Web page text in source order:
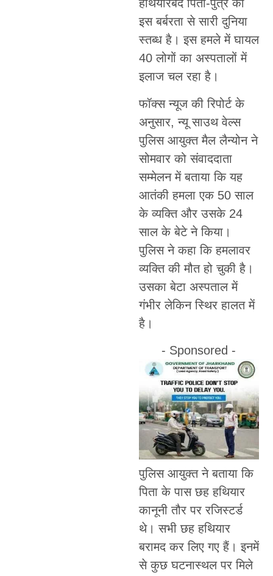
हथियारबंद पिता-पुत्र की
इस बर्बरता से सारी दुनिया
स्तब्ध है। इस हमले में घायल
40 लोगों का अस्पतालों में
इलाज चल रहा है।
फॉक्स न्यूज की रिपोर्ट के
अनुसार, न्यू साउथ वेल्स
पुलिस आयुक्त मैल लैन्योन ने
सोमवार को संवाददाता
सम्मेलन में बताया कि यह
आतंकी हमला एक 50 साल
के व्यक्ति और उसके 24
साल के बेटे ने किया।
पुलिस ने कहा कि हमलावर
व्यक्ति की मौत हो चुकी है।
उसका बेटा अस्पताल में
गंभीर लेकिन स्थिर हालत में
है।
- Sponsored -
पुलिस आयुक्त ने बताया कि
पिता के पास छह हथियार
कानूनी तौर पर रजिस्टर्ड
थे। सभी छह हथियार
बरामद कर लिए गए हैं। इनमें
से कुछ घटनास्थल पर मिले